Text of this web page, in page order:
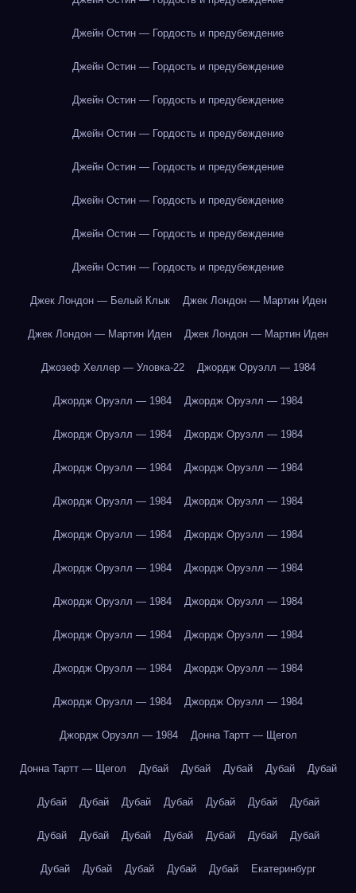
Джейн Остин — Гордость и предубеждение
Джейн Остин — Гордость и предубеждение
Джейн Остин — Гордость и предубеждение
Джейн Остин — Гордость и предубеждение
Джейн Остин — Гордость и предубеждение
Джейн Остин — Гордость и предубеждение
Джейн Остин — Гордость и предубеждение
Джейн Остин — Гордость и предубеждение
Джек Лондон — Белый Клык Джек Лондон — Мартин Иден
Джек Лондон — Мартин Иден Джек Лондон — Мартин Иден
Джозеф Хеллер — Уловка-22 Джордж Оруэлл — 1984
Джордж Оруэлл — 1984 Джордж Оруэлл — 1984
Джордж Оруэлл — 1984 Джордж Оруэлл — 1984
Джордж Оруэлл — 1984 Джордж Оруэлл — 1984
Джордж Оруэлл — 1984 Джордж Оруэлл — 1984
Джордж Оруэлл — 1984 Джордж Оруэлл — 1984
Джордж Оруэлл — 1984 Джордж Оруэлл — 1984
Джордж Оруэлл — 1984 Джордж Оруэлл — 1984
Джордж Оруэлл — 1984 Джордж Оруэлл — 1984
Джордж Оруэлл — 1984 Джордж Оруэлл — 1984
Джордж Оруэлл — 1984 Джордж Оруэлл — 1984
Джордж Оруэлл — 1984 Донна Тартт — Щегол
Донна Тартт — Щегол Дубай Дубай Дубай Дубай Дубай
Дубай Дубай Дубай Дубай Дубай Дубай Дубай
Дубай Дубай Дубай Дубай Дубай Дубай Дубай
Дубай Дубай Дубай Дубай Дубай Екатеринбург